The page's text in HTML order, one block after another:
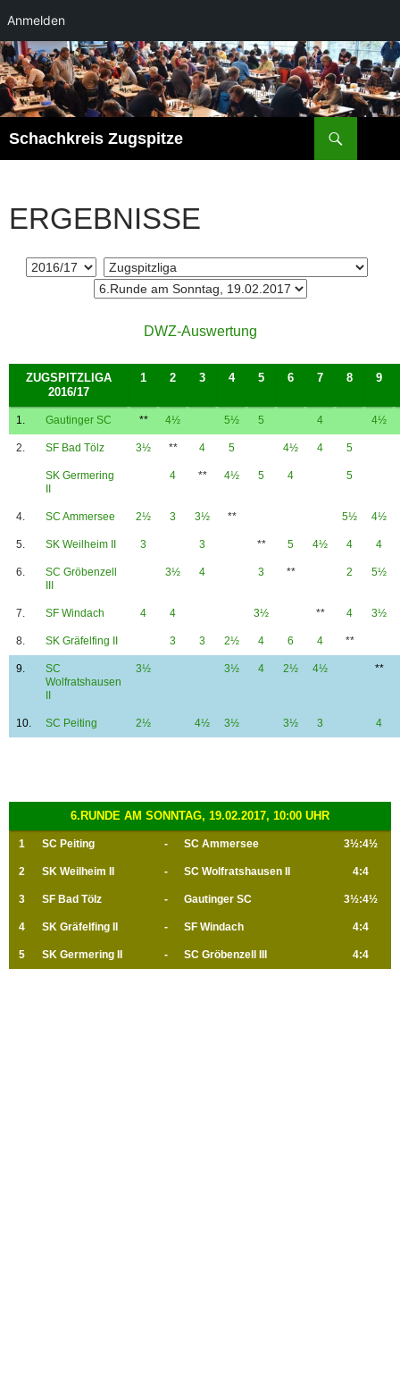
Anmelden
Zum
Inhalt
springen
Schachkreis Zugspitze
ERGEBNISSE
DWZ-Auswertung
ZUGSPITZLIGA
2016/17
1 2 3 4 5 6 7 8 9
1. Gautinger SC ** 4½ 5½ 5 4 4½
2. SF Bad Tölz 3½ ** 4 5 4½ 4 5
SK Germering
4 ** 4½ 5 4 5
4. SC Ammersee 2½ 3 3½ ** 5½ 4½
5. SK Weilheim II 3 3 ** 5 4½ 4 4
6.
SC Gröbenzell
3½ 4 3 ** 2 5½
7. SF Windach 4 4 3½ ** 4 3½
8. SK Gräfelfing II 3 3 2½ 4 6 4 **
9.
SC
Wolfratshausen
3½ 3½ 4 2½ 4½ **
10. SC Peiting 2½ 4½ 3½ 3½ 3 4
6.RUNDE AM SONNTAG, 19.02.2017, 10:00 UHR
1 SC Peiting - SC Ammersee 3½:4½
2 SK Weilheim II - SC Wolfratshausen II 4:4
3 SF Bad Tölz - Gautinger SC 3½:4½
4 SK Gräfelfing II - SF Windach 4:4
5 SK Germering II - SC Gröbenzell III 4:4